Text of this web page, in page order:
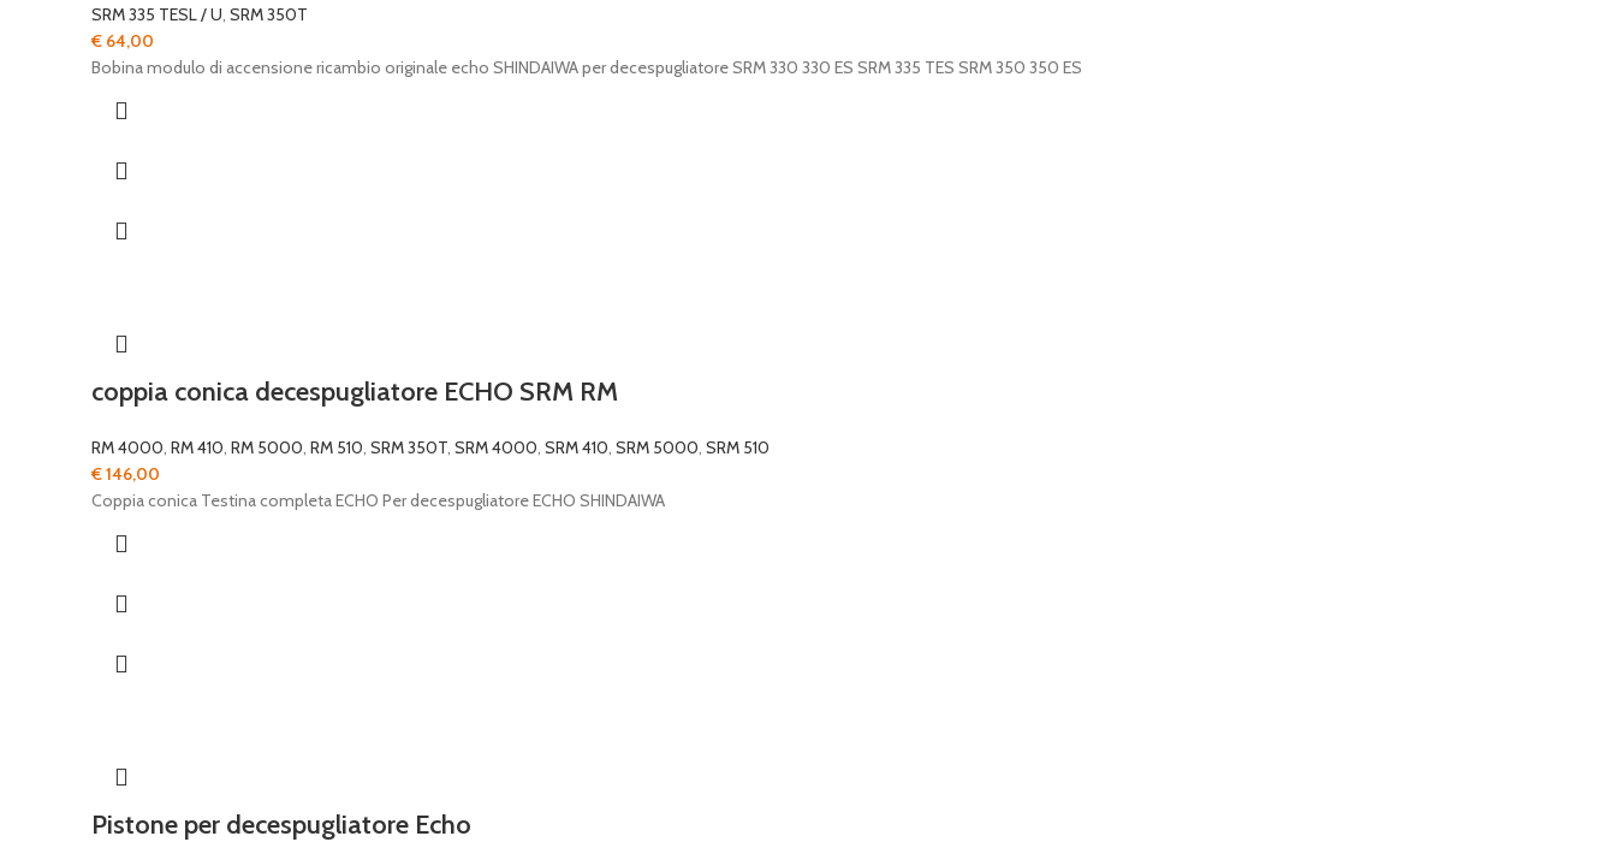
SRM 335 TESL / U, SRM 350T
€ 64,00
Bobina modulo di accensione ricambio originale echo SHINDAIWA per decespugliatore SRM 330 330 ES SRM 335 TES SRM 350 350 ES
coppia conica decespugliatore ECHO SRM RM
RM 4000, RM 410, RM 5000, RM 510, SRM 350T, SRM 4000, SRM 410, SRM 5000, SRM 510
€146,00
Coppia conica Testina completa ECHO Per decespugliatore ECHO SHINDAIWA
Pistone per decespugliatore Echo